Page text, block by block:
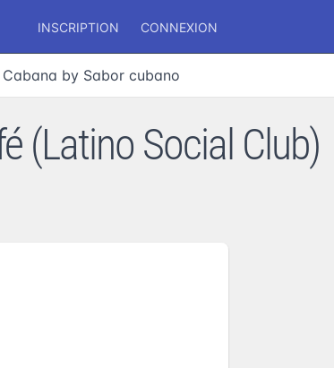
INSCRIPTION CONNEXION
by Sabor cubano
(Latino Social Club)